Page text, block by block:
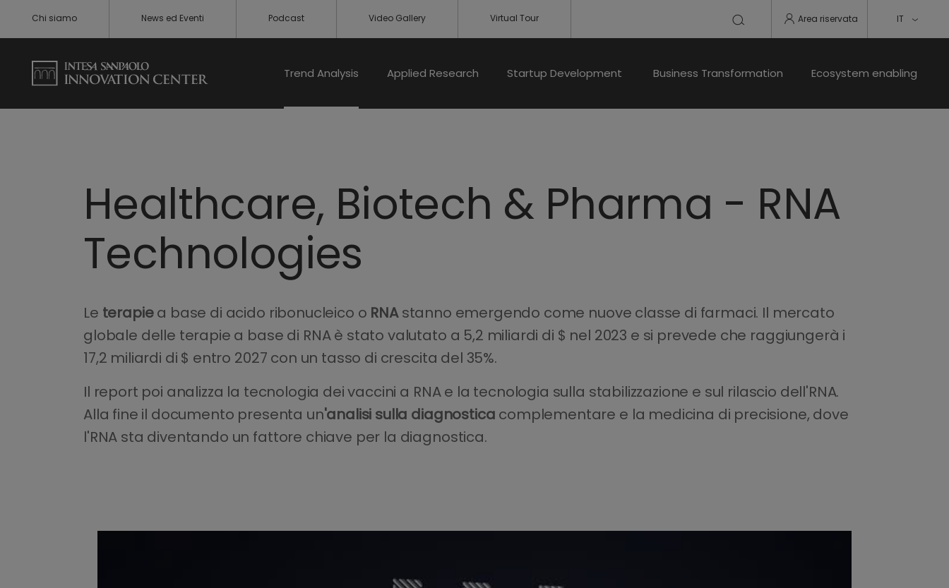
Chi siamo News ed Eventi Podcast Video Gallery Virtual Tour Area riservata IT
Trend Analysis Applied Research Startup Development Business Transformation Ecosystem enabling
Healthcare, Biotech & Pharma - RNA
Technologies
Le terapiea base di acido ribonucleico o RNAstanno emergendo come nuove classe di farmaci. Il mercato
globale delle terapie a base di RNA è stato valutato a 5,2 miliardi di $ nel 2023 e si prevede che raggiungerà i
17,2 miliardi di $ entro 2027 con un tasso di crescita del 35%.
Il report poi analizza la tecnologia dei vaccini a RNA e la tecnologia sulla stabilizzazione e sul rilascio dell'RNA.
Alla fine il documento presenta un'analisi sulla diagnostica complementare e la medicina di precisione, dove
l'RNA sta diventando un fattore chiave per la diagnostica.